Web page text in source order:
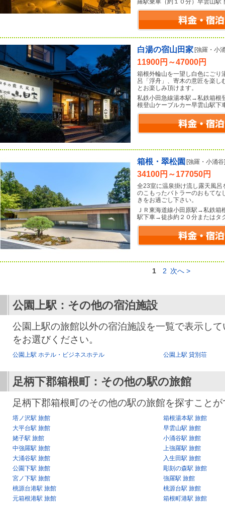
羅駅乗車（約１０分）早雲山駅
白湯の宿山田家 [強羅・小
11900円～47000円
箱根外輪山を一望し白色にごり
呂「浮舟」、寄木の意匠を楽し
とお楽しみ頂けます。
私鉄小田急線湯本駅→私鉄箱根
根登山ケーブルカー早雲山駅
箱根・翠松園 [強羅・小涌谷]
34100円～177050円
全23室に温泉掛け流し露天風
のこもったバトラーのおもてな
きをお過ごし下さい。
ＪＲ東海道線小田原駅→私鉄箱
駅下車→徒歩約２０分またはタ
1 2 次へ >
公園上駅：その他の宿泊施設
公園上駅の旅館以外の宿泊施設を一覧で表示し
をお選びください。
公園上駅 ホテル・ビジネスホテル 公園上駅 貸別荘
足柄下郡箱根町：その他の駅の旅館
足柄下郡箱根町のその他の駅の旅館を探すこと
塔ノ沢駅 旅館
箱根湯本駅 旅館
大平台駅 旅館
早雲山駅 旅館
姥子駅 旅館
小涌谷駅 旅館
中強羅駅 旅館
上強羅駅 旅館
大涌谷駅 旅館
入生田駅 旅館
公園下駅 旅館
彫刻の森駅 旅館
宮ノ下駅 旅館
強羅駅 旅館
桃源台港駅 旅館
桃源台駅 旅館
元箱根港駅 旅館
箱根町港駅 旅館